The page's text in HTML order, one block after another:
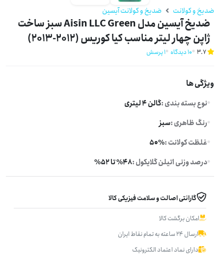
ضدیخ و کولانت ضدیخ و کولانت آیسین
ضدیخ آیسین مدل Aisin LLC Green سبز ساخت
ژاپن چهار لیتر مناسب کیا کوریس (2012-2013)
3.7 10 دیدگاه 1 پرسش
ویژگی ها
نوع بسته بندی :گالن 4 لیتری
رنگ ظاهری :سبز
غلظت کولانت :50%
درصد وزنی اتیلن گلایکول :%48 تا 52%
گارانتی اصالت و سلامت فیزیکی کالا
امکان برگشت کالا
ارسال ۲۴ ساعته به تمام نقاط ایران
دارای نماد اعتماد الکترونیک